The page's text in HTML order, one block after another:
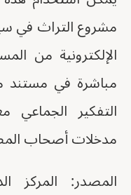
مشروع التراث في
الإلكترونية من
مباشرة في مستند
التفكير
مدخلات أصحاب
المصدر: المركز